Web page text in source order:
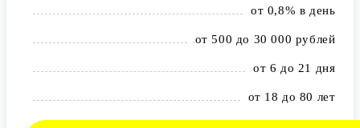
от 0,8% в день
от 500 до 30 000 рублей
от 6 до 21 дня
от 18 до 80 лет